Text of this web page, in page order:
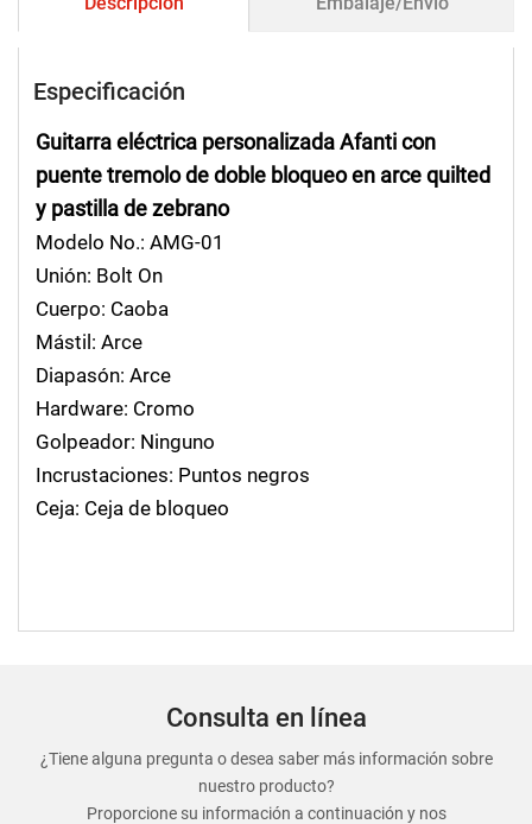
Especificación
Guitarra eléctrica personalizada Afanti con
puente tremolo de doble bloqueo en arce quilted
y pastilla de zebrano
Modelo No.: AMG-01
Unión: Bolt On
Cuerpo: Caoba
Mástil: Arce
Diapasón: Arce
Hardware: Cromo
Golpeador: Ninguno
Incrustaciones: Puntos negros
Ceja: Ceja de bloqueo
Consulta en línea
¿Tiene alguna pregunta o desea saber más información sobre
nuestro producto?
Proporcione su información a continuación y nos